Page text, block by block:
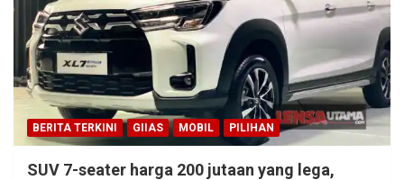
BERITA TERKINI GIIAS MOBIL PILIHAN
SUV 7-seater harga 200 jutaan yang lega,